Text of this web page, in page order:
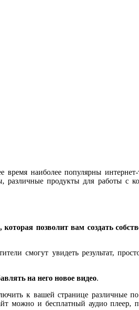
наиболее популярны интернет-
различные продукты для работы с
позволит вам создать
смогут увидеть результат,
на него новое видео.
к вашей странице различные
можно и бесплатный аудио плеер,